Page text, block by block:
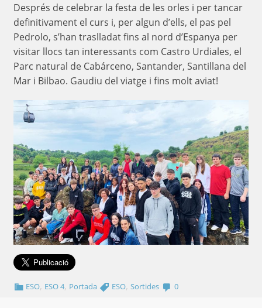
Després de celebrar la festa de les orles i per tancar
definitivament el curs i, per algun d’ells, el pas pel
Pedrolo, s’han traslladat fins al nord d’Espanya per
visitar llocs tan interessants com Castro Urdiales, el
Parc natural de Cabárceno, Santander, Santillana del
Mar i Bilbao. Gaudiu del viatge i fins molt aviat!
ESO, ESO 4, Portada ESO,Sortides 0